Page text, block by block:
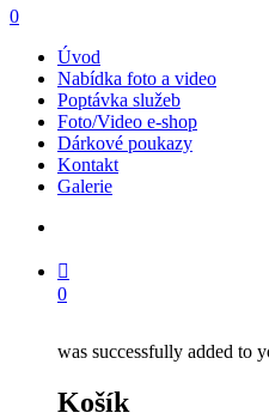
0
Úvod
Nabídka foto a video
Poptávka služeb
Foto/Video e-shop
Dárkové poukazy
Kontakt
Galerie
0
was successfully added to
Košík